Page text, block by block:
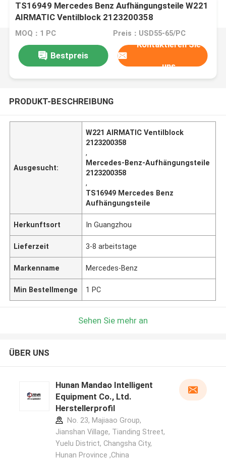
TS16949 Mercedes Benz Aufhängungsteile W221
AIRMATIC Ventilblock 2123200358
MOQ：1 PC Preis：USD55-65/PC
Bestpreis
Kontaktieren Sie
uns
PRODUKT-BESCHREIBUNG
Ausgesucht:
W221 AIRMATIC Ventilblock
2123200358
,
Mercedes-Benz-Aufhängungsteile
2123200358
,
TS16949 Mercedes Benz
Aufhängungsteile
Herkunftsort In Guangzhou
Lieferzeit 3-8 arbeitstage
Markenname Mercedes-Benz
Min Bestellmenge 1 PC
Sehen Sie mehr an
ÜBER UNS
Hunan Mandao Intelligent
Equipment Co., Ltd.
Herstellerprofil
No. 23, Majiaao Group,
Jianshan Village, Tianding Street,
Yuelu District, Changsha City,
Hunan Province ,China